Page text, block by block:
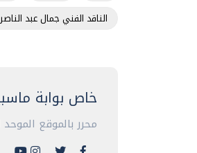
الناقد الفني جمال عبد الناصر
خاص بوابة
محرر بالموقع الموحد